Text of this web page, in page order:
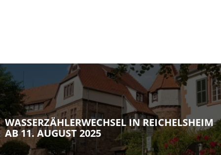
WASSERZÄHLERWECHSEL IN REICHELSHEIM
AB 11. AUGUST 2025